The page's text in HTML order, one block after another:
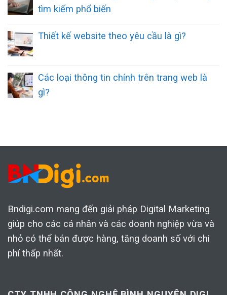
tìm kiếm phổ biến
Thiết kế website theo yêu cầu là gì?
Các loại thông tin chính trên trang web là
gì?
Bndigi.com mang đến giải pháp Digital Marketing
giúp cho các cá nhân và các doanh nghiệp vừa và
nhỏ có thể bán được hàng, tăng doanh số với chi
phí thấp nhất.